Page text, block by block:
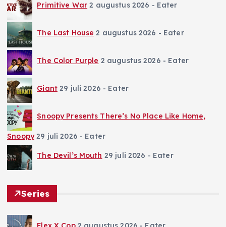
Primitive War 2 augustus 2026 - Eater
The Last House 2 augustus 2026 - Eater
The Color Purple 2 augustus 2026 - Eater
Giant 29 juli 2026 - Eater
Snoopy Presents There’s No Place Like Home,
Snoopy 29 juli 2026 - Eater
The Devil’s Mouth 29 juli 2026 - Eater
Series